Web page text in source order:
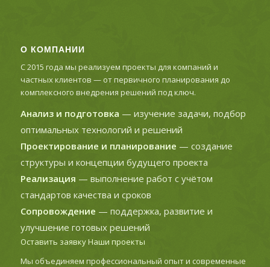
О КОМПАНИИ
С 2015 года мы реализуем проекты для компаний и
частных клиентов — от первичного планирования до
комплексного внедрения решений под ключ.
Анализ и подготовка — изучение задачи, подбор
оптимальных технологий и решений
Проектирование и планирование — создание
структуры и концепции будущего проекта
Реализация — выполнение работ с учётом
стандартов качества и сроков
Сопровождение — поддержка, развитие и
улучшение готовых решений
Оставить заявкуНаши проекты
Мы объединяем профессиональный опыт и современные